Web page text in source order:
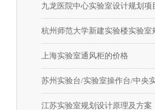
九龙医院中心实验室设计规划项
杭州师范大学新建实验楼实验室
上海实验室通风柜的价格
苏州实验台/实验室操作台/中央
江苏实验室规划设计原理及方案